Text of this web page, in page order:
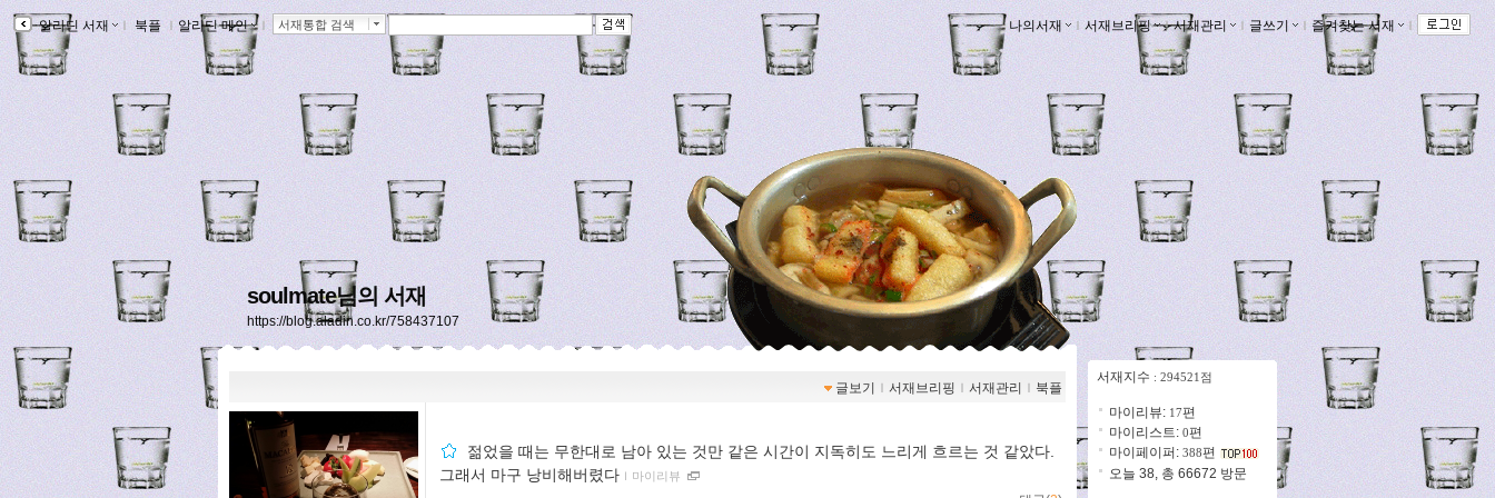
알라딘 서재 ｌ 북플 ｌ 알라딘 메인 ｌ 서재통합 검색 나의서재 ｌ서재브리핑 ｌ서재관리 ｌ 글쓰기 ｌ 즐겨찾는 서재 ｌ
soulmate님의 서재
https://blog.aladin.co.kr/758437107
글보기 ｌ 서재브리핑 ｌ 서재관리 ｌ 북플
젊었을 때는 무한대로 남아 있는 것만 같은 시간이 지독히도 느리게 흐르는 것 같았다.
그래서 마구 낭비해버렸다 ｌ 마이리뷰
서재지수 : 294521점
마이리뷰: 17편
마이리스트: 0편
마이페이퍼: 388편
오늘 38, 총 66672 방문